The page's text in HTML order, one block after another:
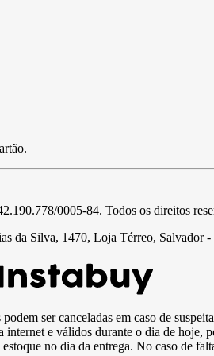
0005-84. Todos os direitos
da Silva, 1470, Loja Térreo, Salvador
ser canceladas em caso de
internet e válidos durante o dia de hoje,
no dia da entrega. No caso de